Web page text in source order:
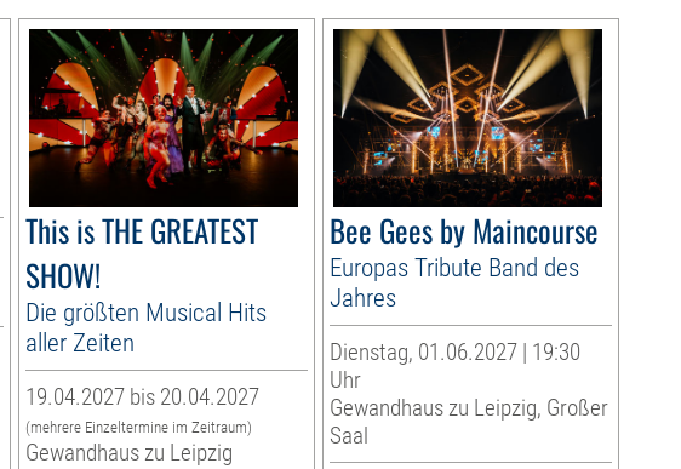
This is THE GREATEST
SHOW!
Die größten Musical Hits
aller Zeiten
19.04.2027 bis 20.04.2027
(mehrere Einzeltermine im Zeitraum)
Gewandhaus zu Leipzig
Bee Gees by Maincourse
Europas Tribute Band des
Jahres
Dienstag, 01.06.2027 | 19:30
Uhr
Gewandhaus zu Leipzig, Großer
Saal